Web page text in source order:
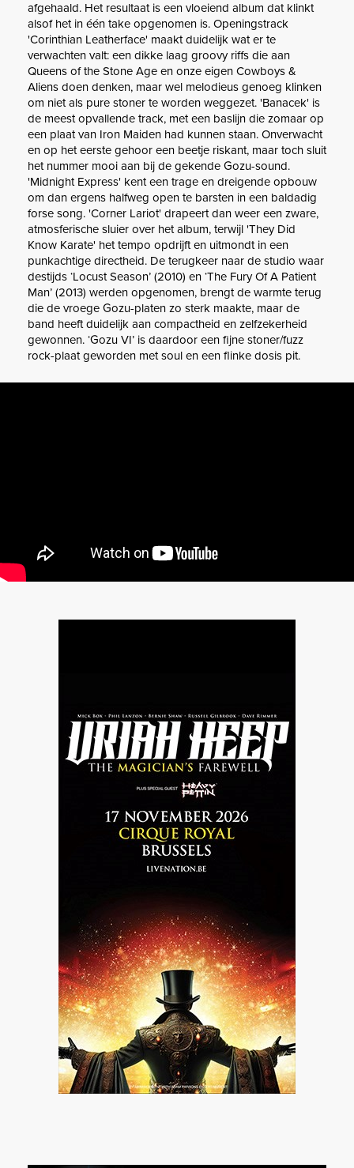
afgehaald. Het resultaat is een vloeiend album dat klinkt
alsof het in één take opgenomen is. Openingstrack
'Corinthian Leatherface' maakt duidelijk wat er te
verwachten valt: een dikke laag groovy riffs die aan
Queens of the Stone Age en onze eigen Cowboys &
Aliens doen denken, maar wel melodieus genoeg klinken
om niet als pure stoner te worden weggezet. 'Banacek' is
de meest opvallende track, met een baslijn die zomaar op
een plaat van Iron Maiden had kunnen staan. Onverwacht
en op het eerste gehoor een beetje riskant, maar toch sluit
het nummer mooi aan bij de gekende Gozu-sound.
'Midnight Express' kent een trage en dreigende opbouw
om dan ergens halfweg open te barsten in een baldadig
forse song. 'Corner Lariot' drapeert dan weer een zware,
atmosferische sluier over het album, terwijl 'They Did
Know Karate' het tempo opdrijft en uitmondt in een
punkachtige directheid. De terugkeer naar de studio waar
destijds ‘Locust Season’ (2010) en ‘The Fury Of A Patient
Man’ (2013) werden opgenomen, brengt de warmte terug
die de vroege Gozu-platen zo sterk maakte, maar de
band heeft duidelijk aan compactheid en zelfzekerheid
gewonnen. ‘Gozu VI’ is daardoor een fijne stoner/fuzz
rock-plaat geworden met soul en een flinke dosis pit.